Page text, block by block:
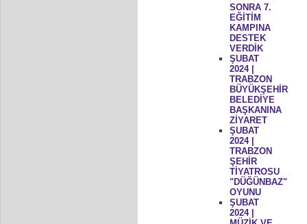
SONRA 7.
EĞİTİM
KAMPINA
DESTEK
VERDİK
ŞUBAT
2024 |
TRABZON
BÜYÜKŞEHİR
BELEDİYE
BAŞKANINA
ZİYARET
ŞUBAT
2024 |
TRABZON
ŞEHİR
TİYATROSU
"DÜĞÜNBAZ"
OYUNU
ŞUBAT
2024 |